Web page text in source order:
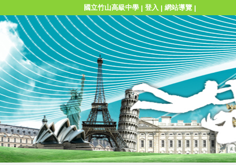
國立竹山高級中學 | 登入 | 網站導覽 |